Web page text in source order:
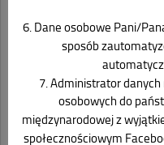
6. Dane osobowe Pani/
sposób
7. Administrator
osobowych do
międzynarodowej z
społecznościowym